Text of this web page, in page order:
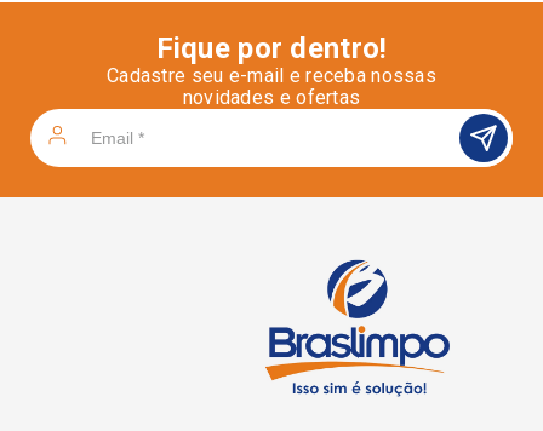
Fique por dentro!
Cadastre seu e-mail e receba nossas
novidades e ofertas